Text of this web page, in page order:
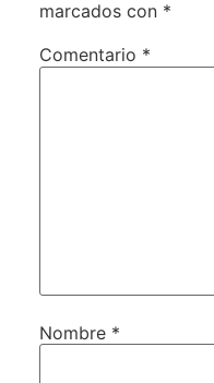
marcados con *
Comentario *
Nombre *